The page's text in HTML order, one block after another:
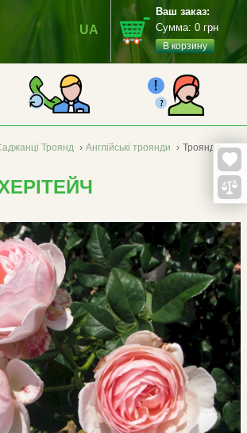
UA
Ваш заказ:
Сумма: 0 грн
В корзину
Троянд › Англійські троянди › Троянда